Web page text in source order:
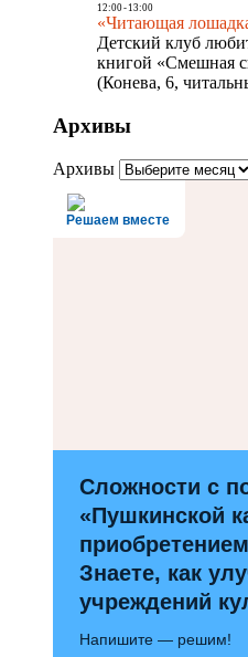
12:00- 13:00
«Читающая
Детский клуб
книгой «Смешная
(Конева, 6,
Архивы
Архивы
Решаем вместе
Сложности с
«Пушкинской
Знаете, как
учреждений
Напишите — решим!